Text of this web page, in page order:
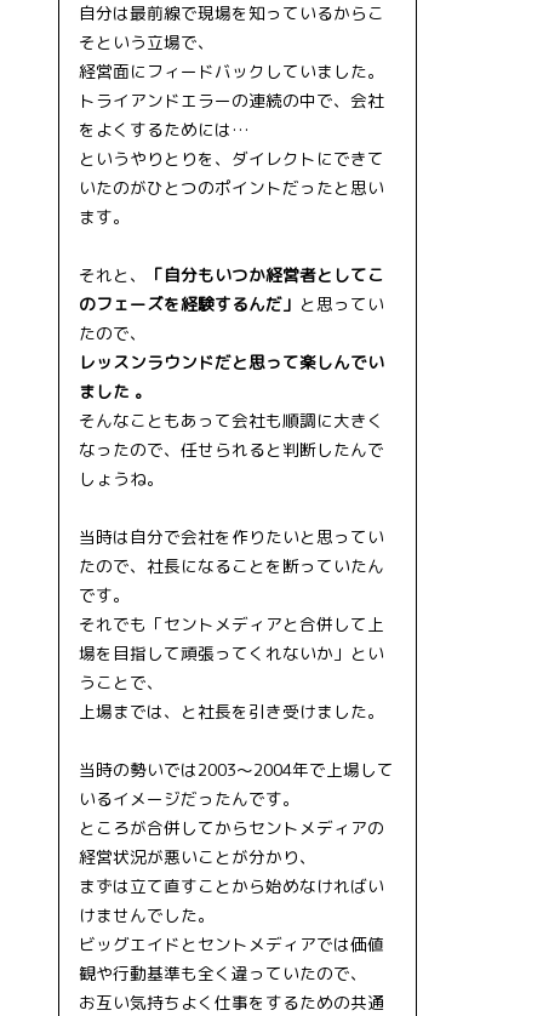
自分は最前線で現場を知っているからこ
そという立場で、
経営面にフィードバックしていました。
トライアンドエラーの連続の中で、会社
をよくするためには…
というやりとりを、ダイレクトにできて
いたのがひとつのポイントだったと思い
ます。
それと、
「自分もいつか経営者としてこ
のフェーズを経験するんだ」 と思ってい
たので、
レッスンラウンドだと思って楽しんでい
ました 。
そんなこともあって会社も順調に大きく
なったので、任せられると判断したんで
しょうね。
当時は自分で会社を作りたいと思ってい
たので、社長になることを断っていたん
です。
それでも「セントメディアと合併して上
場を目指して頑張ってくれないか」とい
うことで、
上場までは、と社長を引き受けました。
当時の勢いでは2003～2004年で上場して
いるイメージだったんです。
ところが合併してからセントメディアの
経営状況が悪いことが分かり、
まずは立て直すことから始めなければい
けませんでした。
ビッグエイドとセントメディアでは価値
観や行動基準も全く違っていたので、
お互い気持ちよく仕事をするための共通